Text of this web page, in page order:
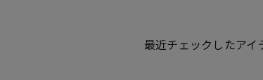
最近チェックしたアイ